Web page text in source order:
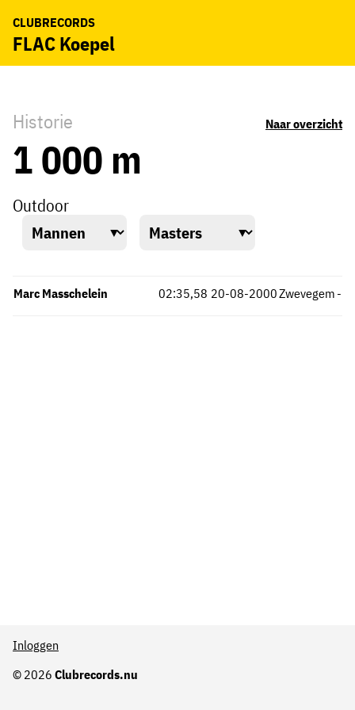
CLUBRECORDS
FLAC Koepel
Historie Naar overzicht
1 000 m
Outdoor
Marc Masschelein Zwevegem
02:35,58 -
20-08-2000
© 2026 Clubrecords.nu
Inloggen